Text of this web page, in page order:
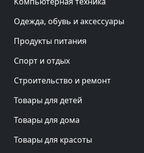
Одежда, обувь и аксессуары
Продукты питания
Спорт и отдых
Строительство и ремонт
Товары для детей
Товары для дома
Товары для красоты